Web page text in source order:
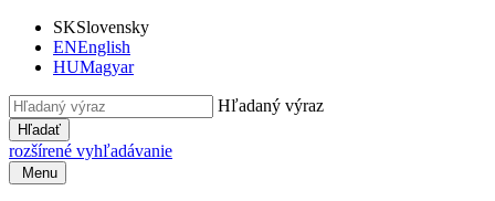
SKSlovensky
ENEnglish
HUMagyar
Hľadaný výraz
Hľadať
rozšírené vyhľadávanie
Menu